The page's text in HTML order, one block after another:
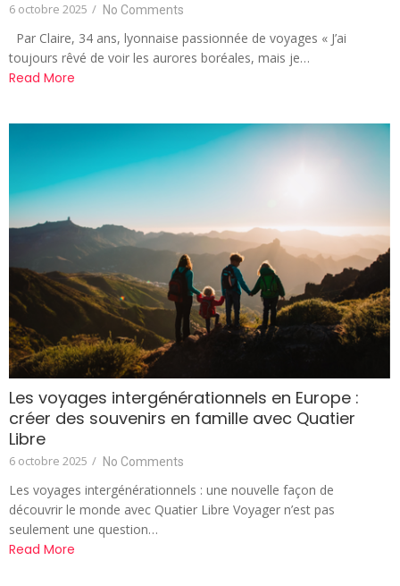
6 octobre 2025 / No Comments
Par Claire, 34 ans, lyonnaise passionnée de voyages « J’ai
toujours rêvé de voir les aurores boréales, mais je…
Read More
Les voyages intergénérationnels en Europe :
créer des souvenirs en famille avec Quatier
Libre
6 octobre 2025 / No Comments
Les voyages intergénérationnels : une nouvelle façon de
découvrir le monde avec Quatier Libre Voyager n’est pas
seulement une question…
Read More